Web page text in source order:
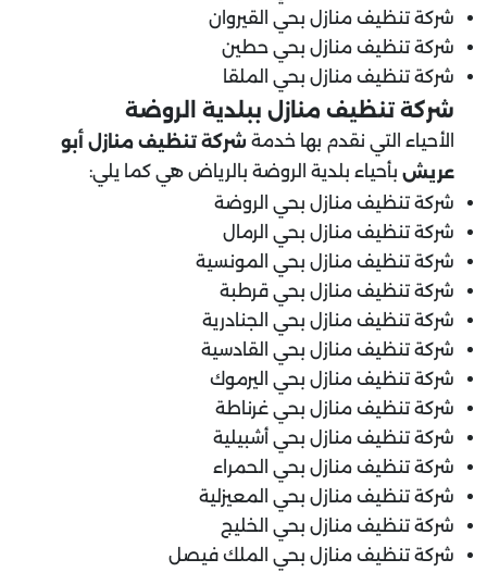
شركة تنظيف منازل بحي القيروان
شركة تنظيف منازل بحي حطين
شركة تنظيف منازل بحي الملقا
شركة تنظيف منازل ببلدية الروضة
الأحياء التي نقدم بها خدمة شركة تنظيف منازل أبو
عريش بأحياء بلدية الروضة بالرياض هي كما يلي:
شركة تنظيف منازل بحي الروضة
شركة تنظيف منازل بحي الرمال
شركة تنظيف منازل بحي المونسية
شركة تنظيف منازل بحي قرطبة
شركة تنظيف منازل بحي الجنادرية
شركة تنظيف منازل بحي القادسية
شركة تنظيف منازل بحي اليرموك
شركة تنظيف منازل بحي غرناطة
شركة تنظيف منازل بحي أشبيلية
شركة تنظيف منازل بحي الحمراء
شركة تنظيف منازل بحي المعيزلية
شركة تنظيف منازل بحي الخليج
شركة تنظيف منازل بحي الملك فيصل